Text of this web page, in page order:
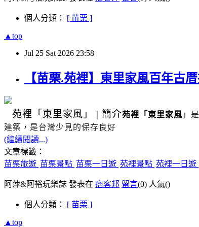
個人分類： [ 苗栗 ]
▲top
Jul 25 Sat 2026 23:58
【苗栗.苑裡】東里家風百年古
苑裡 「東里家風」 | 簡介苑裡「東里家風 」
建築，是台灣少見的保存良好
(繼續閱讀...)
文章標籤：
苗栗旅遊 苗栗景點 苗栗一日遊 苑裡景點 苑裡一日遊
阿萍&阿裕玩樂誌 發表在 痞客邦 留言(0) 人氣()
個人分類： [ 苗栗 ]
▲top